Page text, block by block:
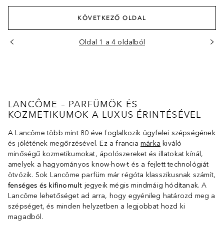
KÖVETKEZŐ OLDAL
Oldal 1 a 4 oldalból
LANCÔME – PARFÜMÖK ÉS
KOZMETIKUMOK A LUXUS ÉRINTÉSÉVEL
A Lancôme több mint 80 éve foglalkozik ügyfelei szépségének
és jólétének megőrzésével. Ez a francia márka kiváló
minőségű kozmetikumokat, ápolószereket és illatokat kínál,
amelyek a hagyományos know-how-t és a fejlett technológiát
ötvözik. Sok Lancôme parfüm már régóta klasszikusnak számít,
fenséges és kifinomult jegyeik mégis mindmáig hódítanak. A
Lancôme lehetőséget ad arra, hogy egyénileg határozd meg a
szépséget, és minden helyzetben a legjobbat hozd ki
magadból.